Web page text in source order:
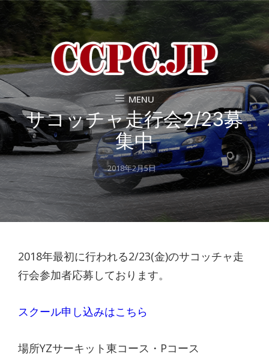
MENU
サコッチャ走行会2/23募
集中
Posted
on
2018年2月5日
2018年最初に行われる2/23(金)のサコッチャ走
行会参加者応募しております。
スクール申し込みはこちら
場所YZサーキット東コース・Pコース